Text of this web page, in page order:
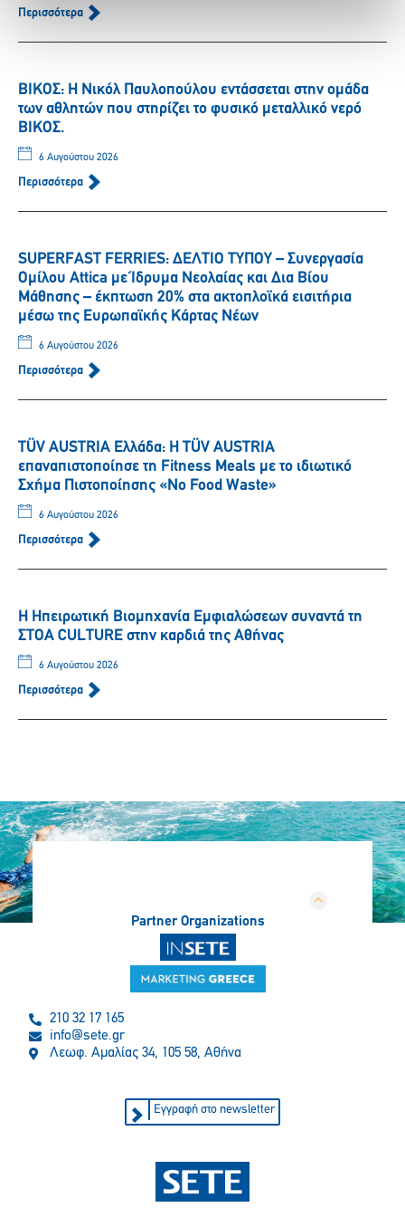
Περισσότερα
ΒΙΚΟΣ: Η Νικόλ Παυλοπούλου εντάσσεται στην ομάδα
των αθλητών που στηρίζει το φυσικό μεταλλικό νερό
ΒΙΚΟΣ.
6 Αυγούστου 2026
Περισσότερα
SUPERFAST FERRIES: ΔΕΛΤΙΟ ΤΥΠΟΥ – Συνεργασία
Ομίλου Attica με Ίδρυμα Νεολαίας και Δια Βίου
Μάθησης – έκπτωση 20% στα ακτοπλοϊκά εισιτήρια
μέσω της Ευρωπαϊκής Κάρτας Νέων
6 Αυγούστου 2026
Περισσότερα
TÜV AUSTRIA Ελλάδα: Η TÜV AUSTRIA
επαναπιστοποίησε τη Fitness Meals με το ιδιωτικό
Σχήμα Πιστοποίησης «No Food Waste»
6 Αυγούστου 2026
Περισσότερα
Η Ηπειρωτική Βιομηχανία Εμφιαλώσεων συναντά τη
ΣΤΟΑ CULTURE στην καρδιά της Αθήνας
6 Αυγούστου 2026
Περισσότερα
Partner Organizations
210 32 17 165
info@sete.gr
Λεωφ. Αμαλίας 34, 105 58, Αθήνα
Εγγραφή στο newsletter